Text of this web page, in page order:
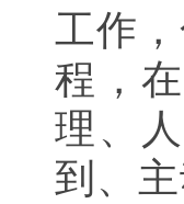
工作
程，
理、
到、